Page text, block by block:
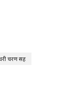
चरण सिंह